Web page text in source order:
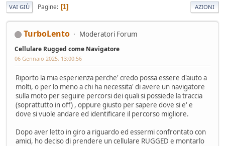
VAI GIÙ Pagine 1 AZIONI
TurboLento Moderatori Forum
Cellulare Rugged come Navigatore
06 Gennaio 2025, 13:00:56
Riporto la mia esperienza perche' credo possa essere d'aiuto a
molti, o per lo meno a chi ha necessita' di avere un navigatore
sulla moto per seguire percorsi dei quali si possiede la traccia
(soprattutto in off) , oppure giusto per sapere dove si e' e
dove si vuole andare ed identificare il percorso migliore.
Dopo aver letto in giro a riguardo ed essermi confrontato con
amici, ho deciso di prendere un cellulare RUGGED e montarlo